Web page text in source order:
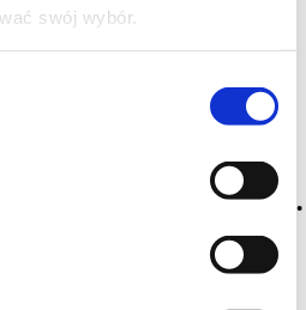
swój wybór.18 lat?
kupaż